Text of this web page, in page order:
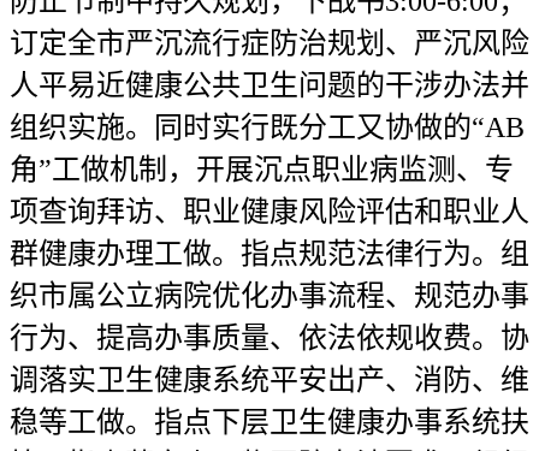
订定全市严沉流行症防治规划、严沉风险
人平易近健康公共卫生问题的干涉办法并
组织实施。同时实行既分工又协做的“AB
角”工做机制，开展沉点职业病监测、专
项查询拜访、职业健康风险评估和职业人
群健康办理工做。指点规范法律行为。组
织市属公立病院优化办事流程、规范办事
行为、提高办事质量、依法依规收费。协
调落实卫生健康系统平安出产、消防、维
稳等工做。指点下层卫生健康办事系统扶